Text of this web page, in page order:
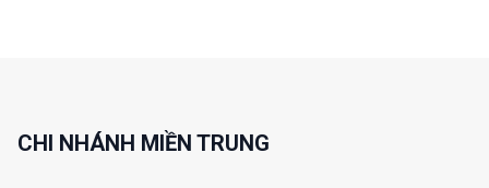
CHI NHÁNH MIỀN TRUNG